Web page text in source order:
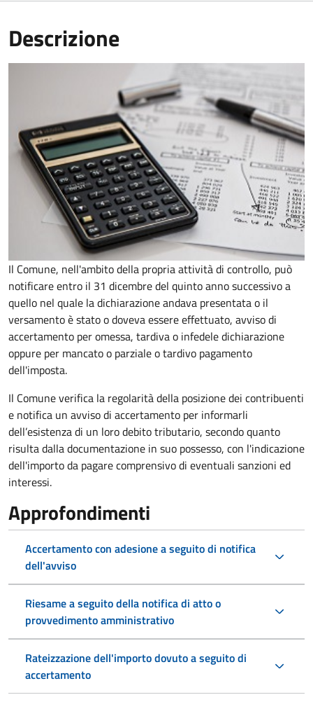
Descrizione
Il Comune, nell'ambito della propria attività di controllo, può
notificare entro il 31 dicembre del quinto annosuccessivo a
quello nel quale la dichiarazione andava presentata o il
versamento è stato o doveva essere effettuato, avviso di
accertamento per omessa, tardiva o infedele dichiarazione
oppure per mancato o parziale o tardivo pagamento
dell'imposta.
Il Comune verifica la regolarità della posizione dei contribuenti
e notifica un avviso di accertamento per informarli
dell’esistenza di un loro debito tributario, secondo quanto
risulta dalla documentazione in suo possesso, con l'indicazione
dell'importo da pagare comprensivo di eventuali sanzioni ed
interessi.
Approfondimenti
Accertamento con adesione a seguito di notifica
dell'avviso
Riesame a seguito della notifica di atto o
provvedimento amministrativo
Rateizzazione dell'importo dovuto a seguito di
accertamento